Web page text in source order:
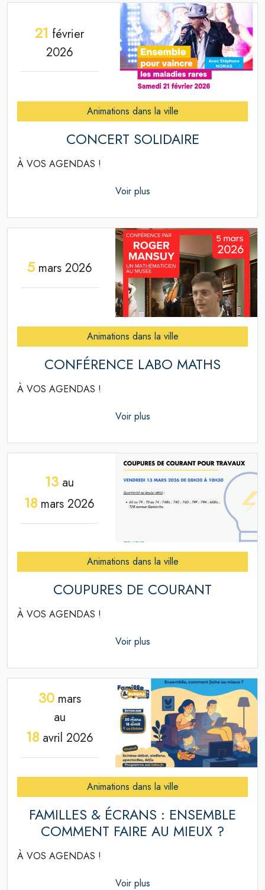
21 février
2026
Animations dans la ville
CONCERT SOLIDAIRE
À VOS AGENDAS !
Voir plus
5mars 2026
Animations dans la ville
CONFÉRENCE LABO MATHS
À VOS AGENDAS !
Voir plus
13 au
18 mars 2026
Animations dans la ville
COUPURES DE COURANT
À VOS AGENDAS !
Voir plus
30mars
au
18avril 2026
Animations dans la ville
FAMILLES & ÉCRANS : ENSEMBLE
COMMENT FAIRE AU MIEUX ?
À VOS AGENDAS !
Voir plus